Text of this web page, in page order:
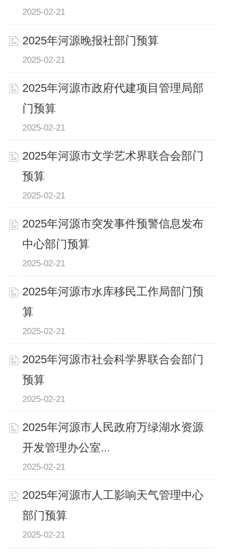
2025-02-21
2025年河源晚报社部门预算
2025-02-21
2025年河源市政府代建项目管理局部
门预算
2025-02-21
2025年河源市文学艺术界联合会部门
预算
2025-02-21
2025年河源市突发事件预警信息发布
中心部门预算
2025-02-21
2025年河源市水库移民工作局部门预
算
2025-02-21
2025年河源市社会科学界联合会部门
预算
2025-02-21
2025年河源市人民政府万绿湖水资源
开发管理办公室...
2025-02-21
2025年河源市人工影响天气管理中心
部门预算
2025-02-21